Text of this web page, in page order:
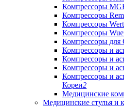
Компрессоры
Компрессоры
Компрессоры
Компрессоры
Компрессоры для
Компрессоры и
Компрессоры и
Компрессоры и
Компрессоры и
Кореи2
Медицинские
Медицинские стулья и